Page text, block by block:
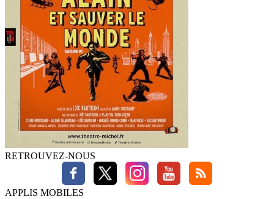
RETROUVEZ-NOUS
APPLIS MOBILES